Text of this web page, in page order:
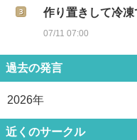
作り置きして冷
07/11 07:00
過去の発言
2026年
近くのサークル